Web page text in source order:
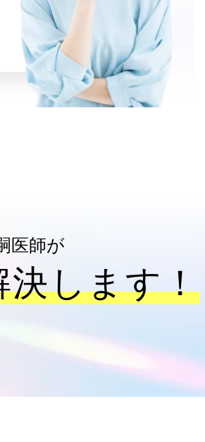
医師が
決します！